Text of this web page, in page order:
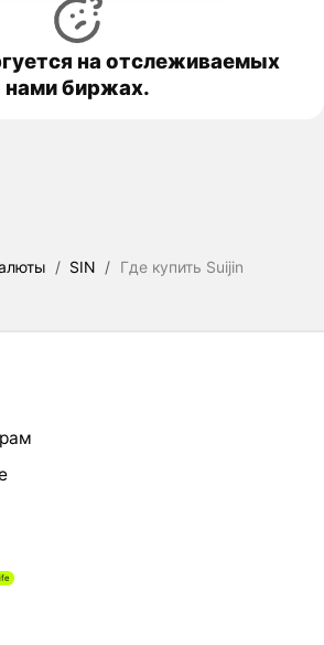
на отслеживаемых
нами биржах.
/ SIN / Где купить Suijin